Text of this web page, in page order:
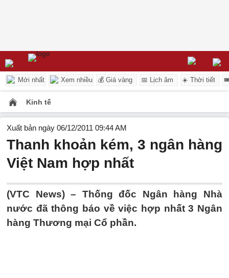
Mới nhất Xem nhiều 💰 Giá vàng 📅 Lịch âm ☀️ Thời tiết
Kinh tế
Xuất bản ngày 06/12/2011 09:44 AM
Thanh khoản kém, 3 ngân hàng
Việt Nam hợp nhất
(VTC News) – Thống đốc Ngân hàng Nhà
nước đã thông báo về việc hợp nhất 3 Ngân
hàng Thương mại Cổ phần.